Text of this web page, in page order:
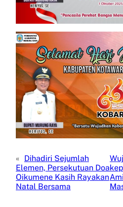
« Dihadiri Sejumlah
Elemen, Persekutuan Doa
Oikumene Kasih Rayakan
Natal Bersama